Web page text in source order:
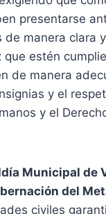
presentarse
de manera clara
que estén
de manera
y el
y el
Municipal de
del
civiles